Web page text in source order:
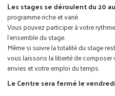
Les stages se déroulent du 20
programme riche et varié.
Vous pouvez participer à votre
l’ensemble du stage.
Même si suivre la totalité du stage
vous laissons la liberté de
envies et votre emploi du temps.
Le Centre sera fermé le